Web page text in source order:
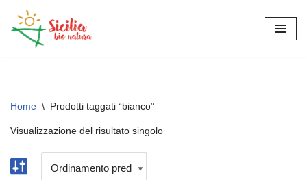
Vai
Home \ Prodotti taggati “bianco”
Visualizzazione del risultato singolo